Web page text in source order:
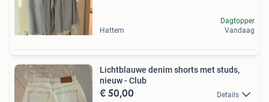
Hattem
Dagtopper
Vandaag
Lichtblauwe denim shorts met studs,
nieuw - Club
€ 50,00 Details